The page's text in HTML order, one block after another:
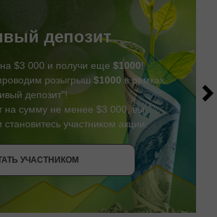
УЧАСТНИКОМ
депозит
$3 000 и получи еще $1000!
розыгрыш $1000 в рамках
депозит"!
на сумму не менее $3 000, вы
становитесь участником акции.
УЧАСТНИКОМ
БОНУС